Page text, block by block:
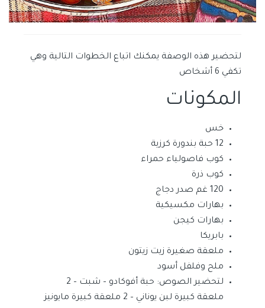
لتحضير هذه الوصفة يمكنك اتباع الخطوات التالية وهي
تكفي 6 أشخاص
المكونات
خس
12 حبة بندورة كرزية
كوب فاصولياء حمراء
كوب ذرة
120 غم صدر دجاج
بهارات مكسيكية
بهارات كيجن
بابريكا
ملعقة صغيرة زيت زيتون
ملح وفلفل أسود
لتحضير الصوص: حبة أفوكادو – شبت – 2
ملعقة كبيرة لبن يوناني – 2 ملعقة كبيرة مايونيز